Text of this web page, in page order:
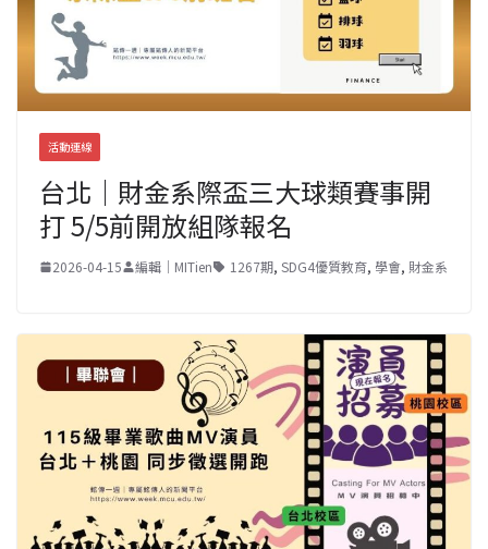
活動連線
台北｜財金系際盃三大球類賽事開
打 5/5前開放組隊報名
2026-04-15 編輯｜MITien 1267期, SDG4優質教育, 學會, 財金系